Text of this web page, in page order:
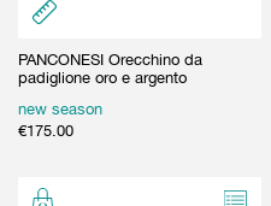
PANCONESI Orecchino da
padiglione oro e argento
new season
€175.00